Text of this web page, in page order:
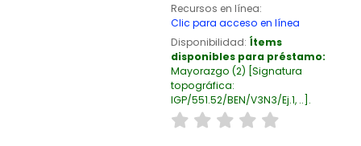
Recursos en línea:
Clic para acceso en línea
Disponibilidad: Ítems
disponibles para préstamo:
Mayorazgo (2) Signatura
topográfica:
IGP/551.52/BEN/V3N3/Ej.1, .. .